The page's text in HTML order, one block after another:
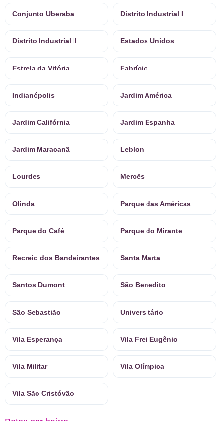
Conjunto Uberaba Distrito Industrial I
Distrito Industrial II Estados Unidos
Estrela da Vitória Fabrício
Indianópolis Jardim América
Jardim Califórnia Jardim Espanha
Jardim Maracanã Leblon
Lourdes Mercês
Olinda Parque das Américas
Parque do Café Parque do Mirante
Recreio dos Bandeirantes Santa Marta
Santos Dumont São Benedito
São Sebastião Universitário
Vila Esperança Vila Frei Eugênio
Vila Militar Vila Olímpica
Vila São Cristóvão